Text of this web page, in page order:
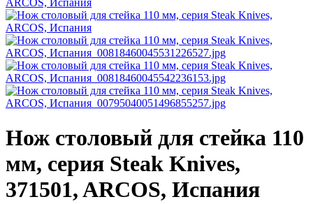
Нож столовый для стейка 110
мм, серия Steak Knives,
371501, ARCOS, Испания